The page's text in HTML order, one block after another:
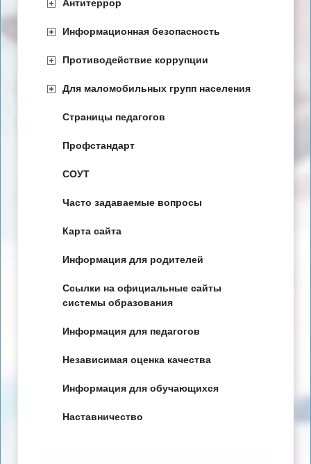
Антитеррор
Информационная безопасность
Противодействие коррупции
Для маломобильных групп населения
Страницы педагогов
Профстандарт
СОУТ
Часто задаваемые вопросы
Карта сайта
Информация для родителей
Ссылки на официальные сайты
системы образования
Информация для педагогов
Независимая оценка качества
Информация для обучающихся
Наставничество